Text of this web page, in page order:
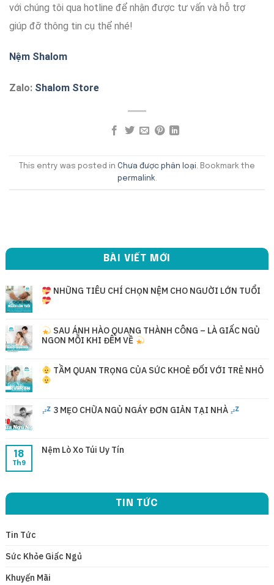
với chúng tôi qua hotline để nhận được tư vấn và hỗ trợ
giúp đỡ thông tin cụ thể nhé!
Nệm Shalom
Zalo: Shalom Store
This entry was posted in Chưa được phân loại. Bookmark the
permalink.
BÀI VIẾT MỚI
NHỮNG TIÊU CHÍ CHỌN NỆM CHO NGƯỜI LỚN TUỔI
SAU ÁNH HÀO QUANG THÀNH CÔNG – LÀ GIẤC NGỦ
NGON MỖI KHI ĐÊM VỀ
TẦM QUAN TRỌNG CỦA SỨC KHOẺ ĐỐI VỚI TRẺ NHỎ
3 MẸO CHỮA NGỦ NGÁY ĐƠN GIẢN TẠI NHÀ
18
Th9
Nệm Lò Xo Túi Uy Tín
TIN TỨC
Tin Tức
Sức Khỏe Giấc Ngủ
Khuyến Mãi